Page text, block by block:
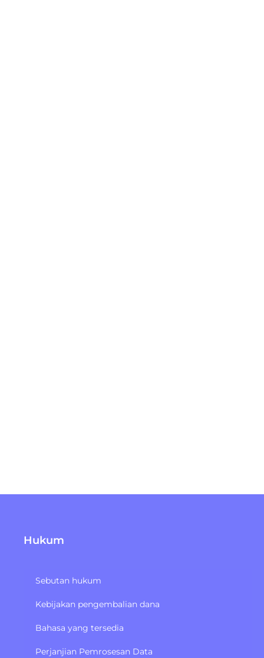
Hukum
Sebutan hukum
Kebijakan pengembalian dana
Bahasa yang tersedia
Perjanjian Pemrosesan Data